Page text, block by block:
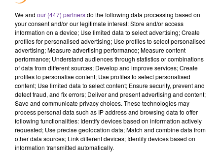
JOURNAL EN LANGUE ARABE
العناوين
العملية العسكرية الروسية في أوكرانيا تدخل يومها السابع،
فيما تتصاعد الأمور على الأرض رغم ضغوطات الغرب على
موسكو من خلال عقوبات اقتصادية موجعة...
طائرة مدنية تقلع من مطار تونس قرطاج الدولي نحو مطار
بوخاريست بجمهورية رومانيا، لتأمين عملية إجلاء أكثر من 200
تونسي ممن كانوا في أوكرانيا وعبروا الحدود...
We and our (447) partnersdo the following data processing based on
your consent and/or our legitimate interest: Store and/or access
information on a device; Use limited data to select advertising; Create
profiles for personalised advertising; Use profiles to select personalised
advertising; Measure advertising performance; Measure content
performance; Understand audiences through statistics or combinations
of data from different sources; Develop and improve services; Create
profiles to personalise content; Use profiles to select personalised
content; Use limited data to select content; Ensure security, prevent and
detect fraud, and fix errors; Deliver and present advertising and content;
Save and communicate privacy choices. These technologies may
process personal data such as IP address and browsing data to offer
following functionalities: Identify devices based on information actively
requested; Use precise geolocation data; Match and combine data from
other data sources; Link different devices; Identify devices based on
information transmitted automatically.